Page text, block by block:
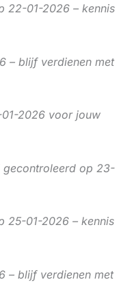
22-01-2026 – kennis
– blijf verdienen met
2026 voor jouw
gecontroleerd op 23-
25-01-2026 – kennis
– blijf verdienen met